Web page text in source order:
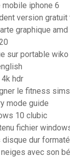
iphone 6
version gratuit
graphique amd
sur portable
hdr
le fitness
mode guide
10 clubic
fichier
disque dur
avec son